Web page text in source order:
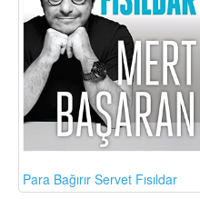
Para Bağırır Servet Fısıldar